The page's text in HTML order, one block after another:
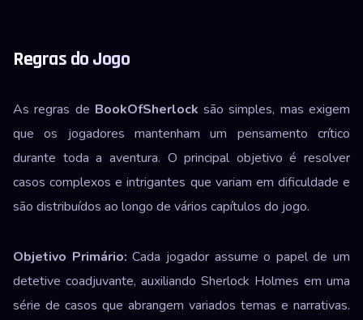
Regras do Jogo
As regras de BookOfSherlock são simples, mas exigem
que os jogadores mantenham um pensamento crítico
durante toda a aventura. O principal objetivo é resolver
casos complexos e intrigantes que variam em dificuldade e
são distribuídos ao longo de vários capítulos do jogo.
Objetivo Primário: Cada jogador assume o papel de um
detetive coadjuvante, auxiliando Sherlock Holmes em uma
série de casos que abrangem variados temas e narrativas.